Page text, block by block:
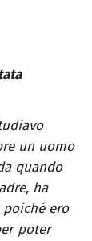
un uomo
quando
ha
ero
poter